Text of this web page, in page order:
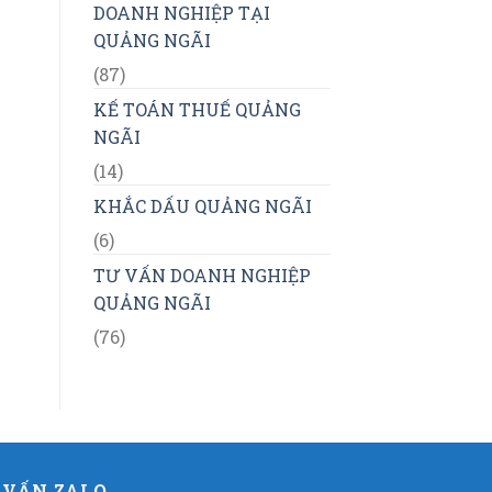
DOANH NGHIỆP TẠI
QUẢNG NGÃI
(87)
KẾ TOÁN THUẾ QUẢNG
NGÃI
(14)
KHẮC DẤU QUẢNG NGÃI
(6)
TƯ VẤN DOANH NGHIỆP
QUẢNG NGÃI
(76)